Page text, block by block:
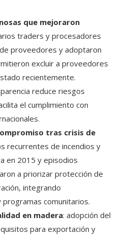
que mejoraron
traders y procesadores
proveedores y adoptaron
excluir a proveedores
recientemente.
reduce riesgos
el cumplimiento con
tras crisis de
recurrentes de incendios y
en 2015 y episodios
a priorizar protección de
integrando
programas comunitarios.
en madera: adopción del
para exportación y